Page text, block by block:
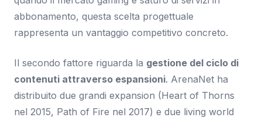
abbonamento, questa scelta progettuale
rappresenta un vantaggio competitivo concreto.
Il secondo fattore riguarda la gestione del ciclo di
contenuti attraverso espansioni. ArenaNet ha
distribuito due grandi expansion (Heart of Thorns
nel 2015, Path of Fire nel 2017) e due living world